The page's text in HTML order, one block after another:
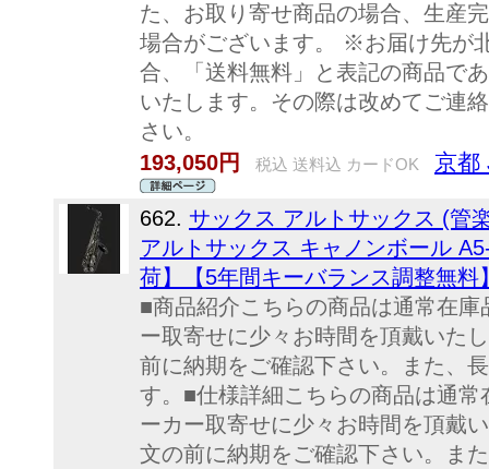
た、お取り寄せ商品の場合、生産
場合がございます。 ※お届け先が
合、「送料無料」と表記の商品で
いたします。その際は改めてご連
さい。
193,050円
税込 送料込 カードOK 京都
662. サックス アルトサックス (管
アルトサックス キャノンボール
荷】【5年間キーバランス調整無料
■商品紹介こちらの商品は通常在
ー取寄せに少々お時間を頂戴いた
前に納期をご確認下さい。また、
す。■仕様詳細こちらの商品は通
ーカー取寄せに少々お時間を頂戴
文の前に納期をご確認下さい。ま